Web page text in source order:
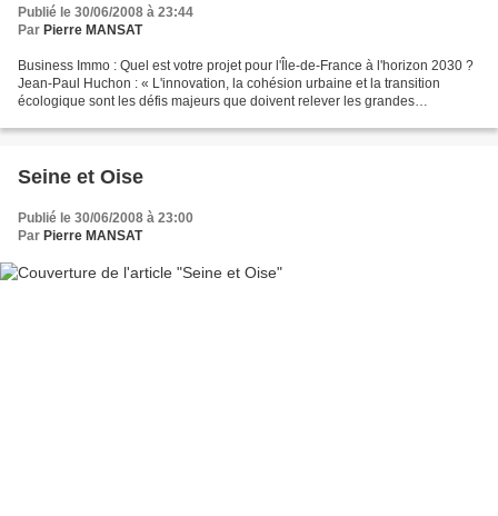
Publié le 30/06/2008 à 23:44
Par Pierre MANSAT
Business Immo : Quel est votre projet pour l'Île-de-France à l'horizon 2030 ?
Jean-Paul Huchon : « L'innovation, la cohésion urbaine et la transition
écologique sont les défis majeurs que doivent relever les grandes
Seine et Oise
Publié le 30/06/2008 à 23:00
Par Pierre MANSAT